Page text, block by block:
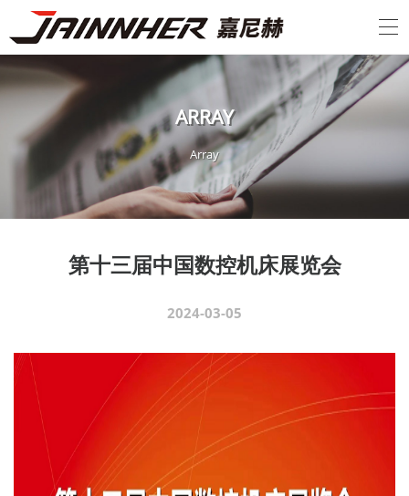
ARRAY
Array
第十三届中国数控机床展览会
2024-03-05